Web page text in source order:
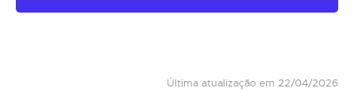
Última atualização em 22/04/2026